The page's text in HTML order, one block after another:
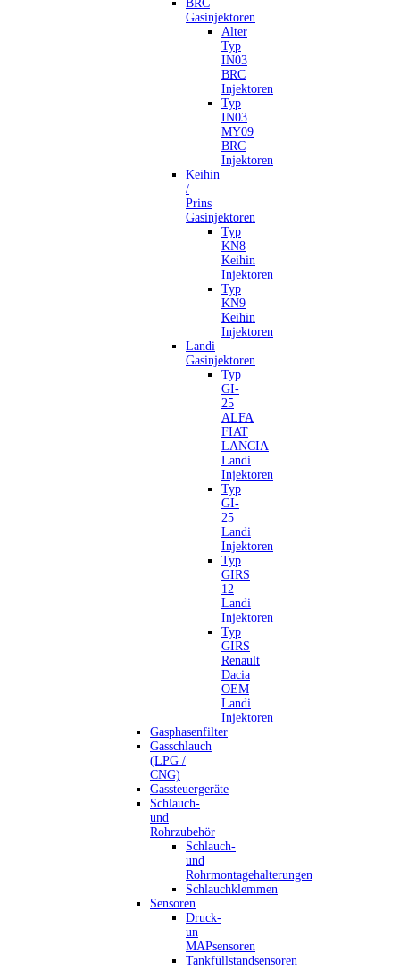
BRC
Gasinjektoren
Alter
Typ
IN03
BRC
Injektoren
Typ
IN03
MY09
BRC
Injektoren
Keihin
/
Prins
Gasinjektoren
Typ
KN8
Keihin
Injektoren
Typ
KN9
Keihin
Injektoren
Landi
Gasinjektoren
Typ
GI-
25
ALFA
FIAT
LANCIA
Landi
Injektoren
Typ
GI-
25
Landi
Injektoren
Typ
GIRS
12
Landi
Injektoren
Typ
GIRS
Renault
Dacia
OEM
Landi
Injektoren
Gasphasenfilter
Gasschlauch
(LPG /
CNG)
Gassteuergeräte
Schlauch-
und
Rohrzubehör
Schlauch-
und
Rohrmontagehalterungen
Schlauchklemmen
Sensoren
Druck-
un
MAPsensoren
Tankfüllstandsensoren